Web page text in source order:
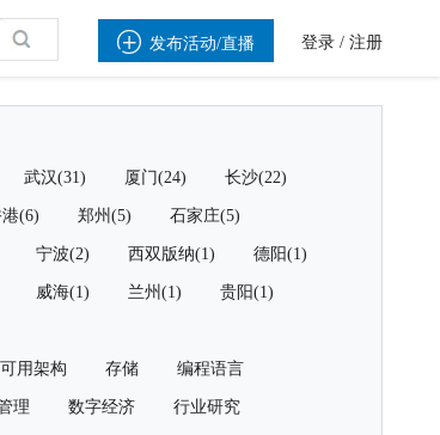
 发布活动/直播 登录 / 注册
武汉(31) 厦门(24) 长沙(22)
(6) 郑州(5) 石家庄(5)
宁波(2) 西双版纳(1) 德阳(1)
威海(1) 兰州(1) 贵阳(1)
用架构 存储 编程语言
理 数字经济 行业研究